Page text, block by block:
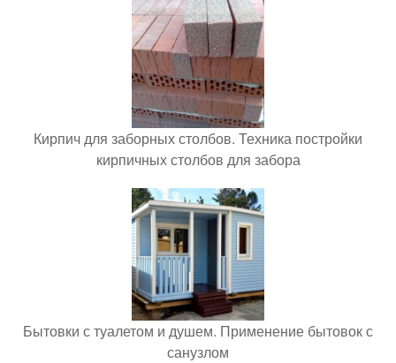
Кирпич для заборных столбов. Техника постройки
кирпичных столбов для забора
Бытовки с туалетом и душем. Применение бытовок с
санузлом